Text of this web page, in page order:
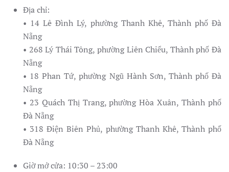
Địa chỉ:
• 14 Lê Đình Lý, phường Thanh Khê, Thành phố Đà
Nẵng
• 268 Lý Thái Tông, phường Liên Chiểu, Thành phố Đà
Nẵng
• 18 Phan Tứ, phường Ngũ Hành Sơn, Thành phố Đà
Nẵng
• 23 Quách Thị Trang, phường Hòa Xuân, Thành phố
Đà Nẵng
• 318 Điện Biên Phủ, phường Thanh Khê, Thành phố
Đà Nẵng
Giờ mở cửa: 10:30 – 23:00